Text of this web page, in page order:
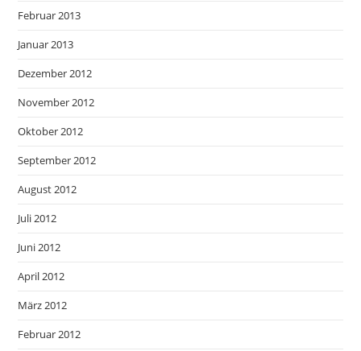
Februar 2013
Januar 2013
Dezember 2012
November 2012
Oktober 2012
September 2012
August 2012
Juli 2012
Juni 2012
April 2012
März 2012
Februar 2012